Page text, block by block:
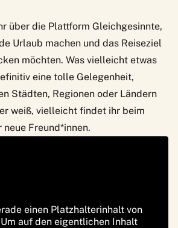
über die Plattform Gleichgesinnte,
Urlaub machen und das Reiseziel
möchten. Was vielleicht etwas
eine tolle Gelegenheit,
Städten, Regionen oder Ländern
weiß, vielleicht findet ihr beim
Freund*innen.
einen Platzhalterinhalt von
auf den eigentlichen Inhalt